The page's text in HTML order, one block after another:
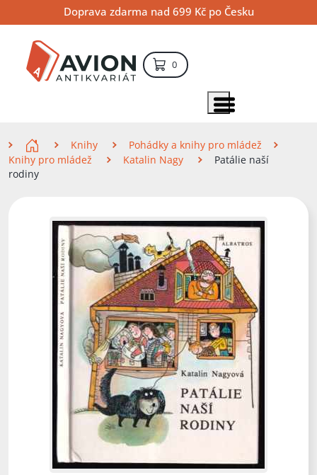
na
obsah
na
navigaci
na
vyhledávání
Doprava zdarma nad 699 Kč po Česku
0položek – košík
Zobrazit položky menu
Knihy
Pohádky a knihy pro mládež
Knihy pro mládež
Katalin Nagy
Patálie naší
rodiny